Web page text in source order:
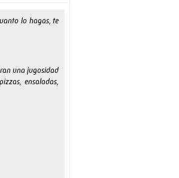
lo hagas, te
una jugosidad
ensaladas,